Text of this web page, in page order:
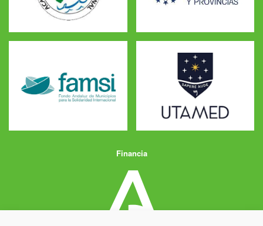
Financia